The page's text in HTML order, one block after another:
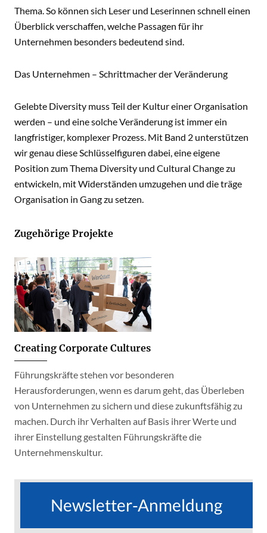
Thema. So können sich Leser und Leserinnen schnell einen
Überblick verschaffen, welche Passagen für ihr
Unternehmen besonders bedeutend sind.
Das Unternehmen – Schrittmacher der Veränderung
Gelebte Diversity muss Teil der Kultur einer Organisation
werden – und eine solche Veränderung ist immer ein
langfristiger, komplexer Prozess. Mit Band 2 unterstützen
wir genau diese Schlüsselfiguren dabei, eine eigene
Position zum Thema Diversity und Cultural Change zu
entwickeln, mit Widerständen umzugehen und die träge
Organisation in Gang zu setzen.
Zugehörige Projekte
Creating Corporate Cultures
Führungskräfte stehen vor besonderen
Herausforderungen, wenn es darum geht, das Überleben
von Unternehmen zu sichern und diese zukunftsfähig zu
machen. Durch ihr Verhalten auf Basis ihrer Werte und
ihrer Einstellung gestalten Führungskräfte die
Unternehmenskultur.
Newsletter-Anmeldung